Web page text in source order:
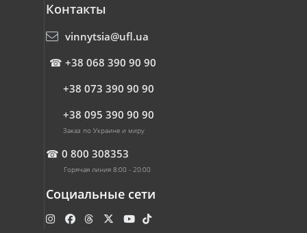
Контакты
vinnytsia@ufl.ua
☎ +38 068 390 90 90
+38 073 390 90 90
+38 095 390 90 90
Заказ по Украине и миру
☎ 0 800 308353
Горячая линия 8:00 - 20:00
Социальные сети